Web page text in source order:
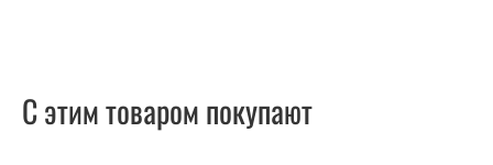
С этим товаром покупают